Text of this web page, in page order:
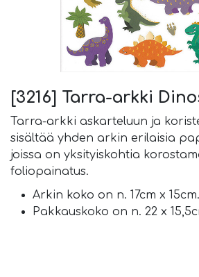
[3216] Tarra-arkki
Tarra-arkki askarteluun ja
sisältää yhden arkin erilaisia
joissa on yksityiskohtia
foliopainatus.
Arkin koko on n. 17cm x 15cm.
Pakkauskoko on n. 22 x